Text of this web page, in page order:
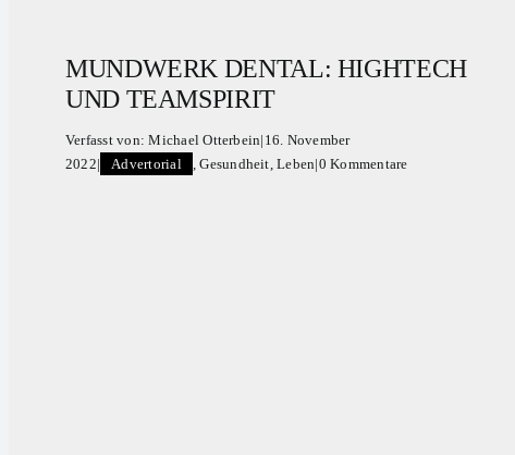
MUNDWERK DENTAL: HIGHTECH
UND TEAMSPIRIT
Verfasst von:Michael Otterbein| 16. November
2022| Advertorial ,Gesundheit,Leben|0 Kommentare